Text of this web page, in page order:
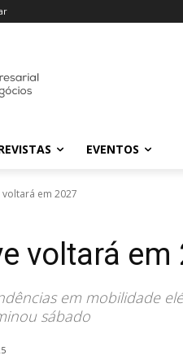
EVENTOS
voltará em 2027
voltará em
em mobilidade
sábado